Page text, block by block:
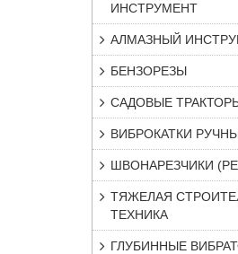
ИНСТРУМЕНТ
АЛМАЗНЫЙ
БЕНЗОРЕЗЫ
САДОВЫЕ
ВИБРОКАТКИ
ШВОНАРЕЗЧИКИ
ТЯЖЕЛАЯ
ТЕХНИКА
ГЛУБИННЫЕ